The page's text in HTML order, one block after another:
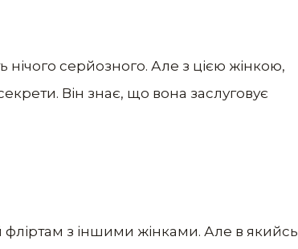
нічого серйозного. Але з цією жінкою,
Він знає, що вона заслуговує
фліртам з іншими жінками. Але в якийсь